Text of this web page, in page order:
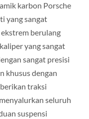
karbon Porsche
yang sangat
berulang
yang sangat
sangat presisi
khusus dengan
traksi
seluruh
suspensi